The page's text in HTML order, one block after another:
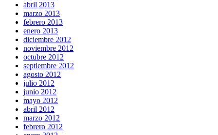
abril 2013
marzo 2013
febrero 2013
enero 2013
diciembre 2012
noviembre 2012
octubre 2012
septiembre 2012
agosto 2012
julio 2012
junio 2012
mayo 2012
abril 2012
marzo 2012
febrero 2012